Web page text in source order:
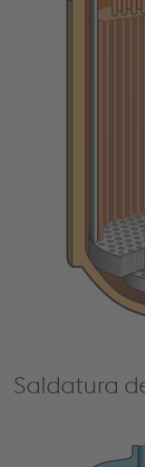
Saldatura